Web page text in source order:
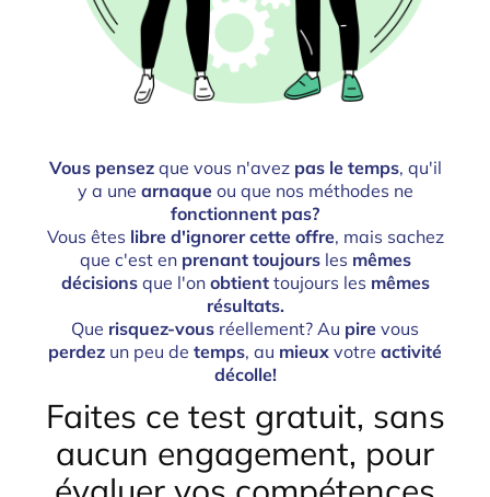
Vous pensezque vous n'avez pas le temps, qu'il
y a une arnaqueou que nos méthodes ne
fonctionnent pas?
Vous êtes libre d'ignorer cette offre, mais sachez
que c'est en prenant toujoursles mêmes
décisionsque l'on obtienttoujours les mêmes
résultats.
Que risquez-vous réellement? Au pire vous
perdez un peu de temps, au mieux votre activité
décolle!
Faites ce test gratuit, sans
aucun engagement, pour